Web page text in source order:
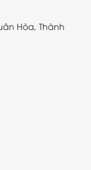
Hòa, Thành